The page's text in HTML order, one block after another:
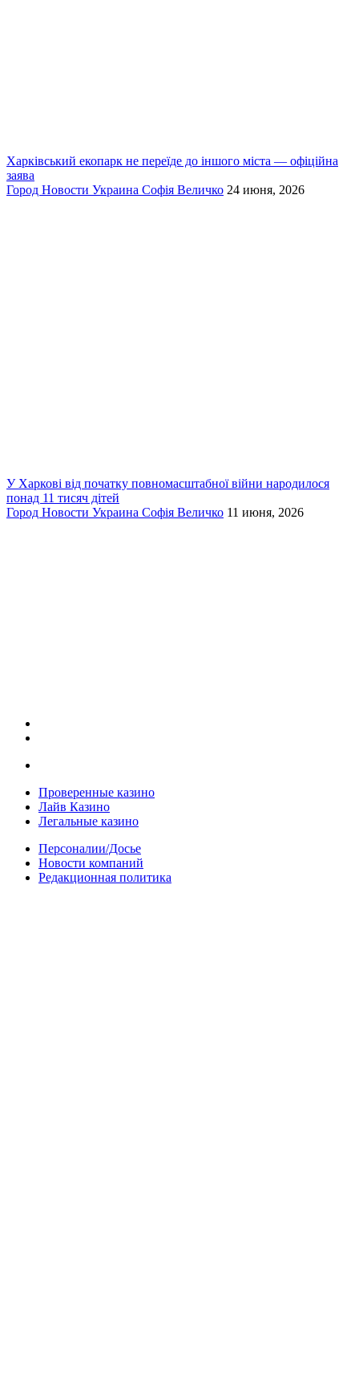
Харківський екопарк не переїде до іншого міста — офіційна
заява
Город Новости Украина Софія Величко 24 июня, 2026
У Харкові від початку повномасштабної війни народилося
понад 11 тисяч дітей
Город Новости Украина Софія Величко 11 июня, 2026
Проверенные казино
Лайв Казино
Легальные казино
Персоналии/Досье
Новости компаний
Редакционная политика